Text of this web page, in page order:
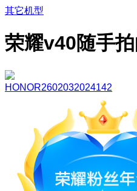
其它机型
荣耀v40随手
HONOR2602032024142